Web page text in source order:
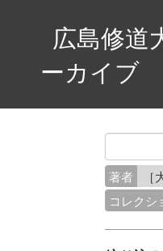
広島修道
ーカイブ
著者
コレクシ